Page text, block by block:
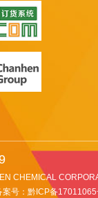
CHEMICAL
案号：黔ICP备17011065